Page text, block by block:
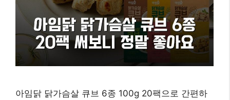
아임닭 닭가슴살 큐브 6종 100g 20팩으로 간편하